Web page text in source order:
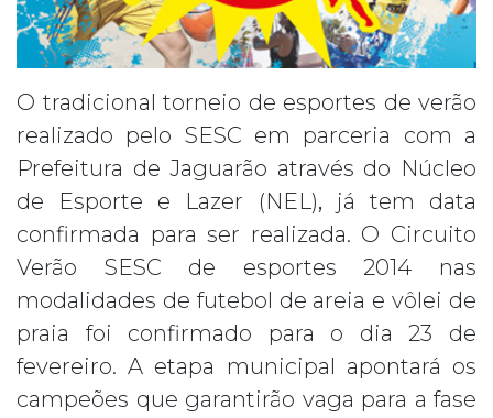
O tradicional torneio de esportes de verão
realizado pelo SESC em parceria com a
Prefeitura de Jaguarão através do Núcleo
de Esporte e Lazer (NEL), já tem data
confirmada para ser realizada. O Circuito
Verão SESC de esportes 2014 nas
modalidades de futebol de areia e vôlei de
praia foi confirmado para o dia 23 de
fevereiro. A etapa municipal apontará os
campeões que garantirão vaga para a fase